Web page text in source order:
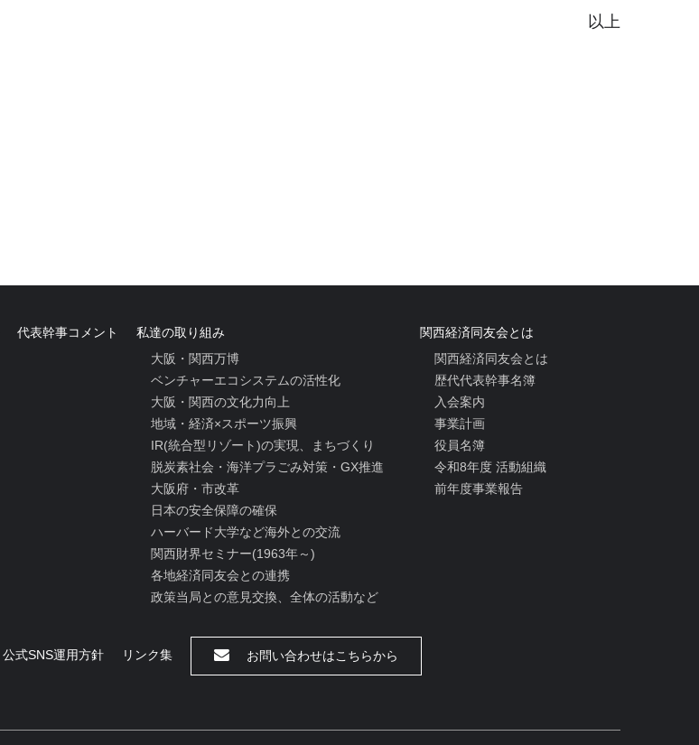
以上
代表幹事コメント
私達の取り組み
大阪・関西万博
ベンチャーエコシステムの活性化
大阪・関西の文化力向上
地域・経済×スポーツ振興
IR(統合型リゾート)の実現、まちづくり
脱炭素社会・海洋プラごみ対策・GX推進
大阪府・市改革
日本の安全保障の確保
ハーバード大学など海外との交流
関西財界セミナー(1963年～)
各地経済同友会との連携
政策当局との意見交換、全体の活動など
関西経済同友会とは
関西経済同友会とは
歴代代表幹事名簿
入会案内
事業計画
役員名簿
令和8年度 活動組織
前年度事業報告
公式SNS運用方針 リンク集 お問い合わせはこちらから